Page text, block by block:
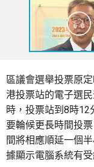
區議會選舉投票原
港投票站的電子選
時，投票站到8時
要輪候更長時間投
間將相應順延一個
據顯示電腦系統有